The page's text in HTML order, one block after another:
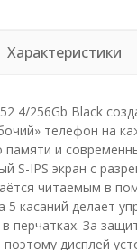
Характеристики
4/256Gb Black
телефон на
памяти и
S-IPS экран с
читаемым в
5 касаний делает
перчатках. За
поэтому дисплей